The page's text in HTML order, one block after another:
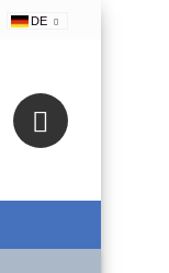
DE